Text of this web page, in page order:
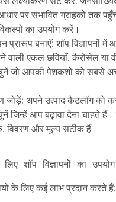
पर संभावित ग्राहकों तक
का उपयोग करें।
प्रारूप बनाएँ: शॉप विज्ञापनों में
वाली एकल छवियाँ, कैरोसेल या
जो आपकी पेशकशों को सबसे
जोड़ें: अपने उत्पाद कैटलॉग
जिन्हें आप बढ़ावा देना चाहते
विवरण और मूल्य सटीक हैं।
के लिए कई लाभ प्रदान करते हैं: